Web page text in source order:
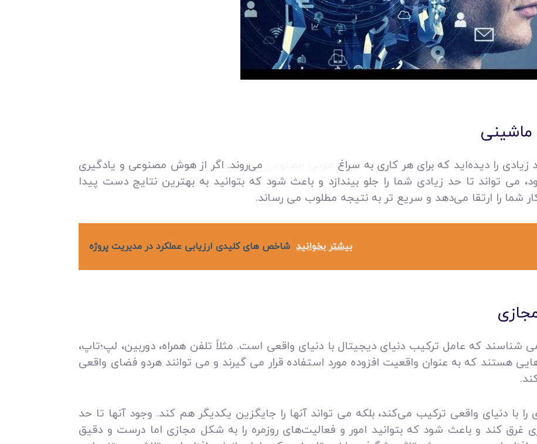
زیادی را دیده‌اید که برای هر کاری به سراغ
می‌روند. اگر از هوش مصنوعی و یادگیری
می تواند تا حد زیادی شما را جلو بیندازد و باعث شود که بتوانید به بهترین نتایج دست پیدا
شما را ارتقا می‌دهد و سریع تر به نتیجه مطلوب می‌ رساند.
بیشتر بخوانید شاخص های کلیدی ارزیابی عملکرد در مدیریت پروژه
شناسند که عامل ترکیب دنیای دیجیتال با دنیای واقعی است. مثلاً تلفن همراه، دوربین، لپ‌؛تاپ،
هستند که به عنوان واقعیت افزوده مورد استفاده قرار می‌ گیرند و می‌ توانند هردو فضای واقعی
را با دنیای واقعی ترکیب می‌کند، بلکه می تواند آنها را جایگزین یکدیگر هم کند. وجود آنها تا حد
غرق کند و باعث شود که بتوانید امور و فعالیت‌های روزمره را به شکل مجازی اما درست و دقیق